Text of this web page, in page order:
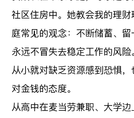
社区住房中。她教会我的理
庭常见的观念：不断储蓄、留
永远不冒失去稳定工作的风
从小就对缺乏资源感到恐惧
对金钱的态度。
从高中在麦当劳兼职、大学